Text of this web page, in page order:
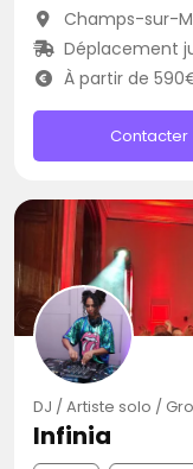
Champs-sur-
Déplacement
À partir de
Contacter
DJ / Artiste solo /
Infinia